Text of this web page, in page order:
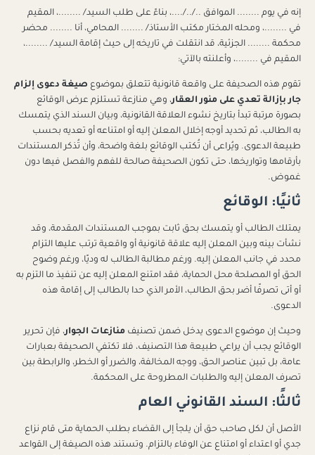
إنه في يوم ........ الموافق ../../....، بناءً على طلب السيد/ ........، المقيم
في ........، ومحله المختار مكتب الأستاذ/ ........ المحامي، أنا ........ محضر
محكمة ........ الجزئية، قد انتقلت في تاريخه إلى حيث إقامة السيد/ ........،
المقيم في ........، وأعلنته بالآتي:
تقوم هذه الصحيفة على واقعة قانونية تتعلق بموضوع صيغة دعوى إلزام
جار بإزالة تعدي على منور العقار، وهي منازعة تستلزم عرض الوقائع
بصورة مرتبة تبدأ بتاريخ نشوء العلاقة القانونية، وبيان السند الذي يتمسك
به الطالب، ثم تحديد أوجه إخلال المعلن إليه أو امتناعه أو تعديه بحسب
طبيعة الدعوى. ويُراعى أن تُكتب الوقائع بلغة واضحة، وأن تُذكر المستندات
بأرقامها وتواريخها، حتى تكون الصحيفة صالحة للفهم والفصل فيها دون
غموض.
ثانيًا: الوقائع
يمتلك الطالب أو يتمسك بحق ثابت بموجب المستندات المقدمة، وقد
نشأت بينه وبين المعلن إليه علاقة قانونية أو واقعية ترتب عليها التزام
محدد في جانب المعلن إليه. ورغم مطالبة الطالب له وديًا، ورغم وضوح
الحق أو المصلحة محل الحماية، فقد امتنع المعلن إليه عن تنفيذ ما التزم به
أو أتى تصرفًا أضر بحق الطالب، الأمر الذي حدا بالطالب إلى إقامة هذه
الدعوى.
وحيث إن موضوع الدعوى يدخل ضمن تصنيف منازعات الجوار، فإن تحرير
الوقائع يجب أن يراعي طبيعة هذا التصنيف، فلا تكتفي الصحيفة بعبارات
عامة، بل تبين عناصر الحق، ووجه المخالفة، والضرر أو الخطر، والرابطة بين
تصرف المعلن إليه والطلبات المطروحة على المحكمة.
ثالثًا: السند القانوني العام
الأصل أن لكل صاحب حق أن يلجأ إلى القضاء بطلب الحماية متى قام نزاع
جدي أو اعتداء أو امتناع عن الوفاء بالتزام. وتستند هذه الصيغة إلى القواعد